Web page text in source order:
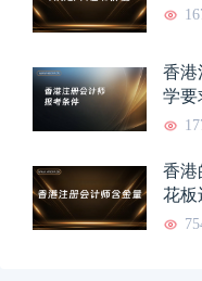
香港
学要
香港
花板